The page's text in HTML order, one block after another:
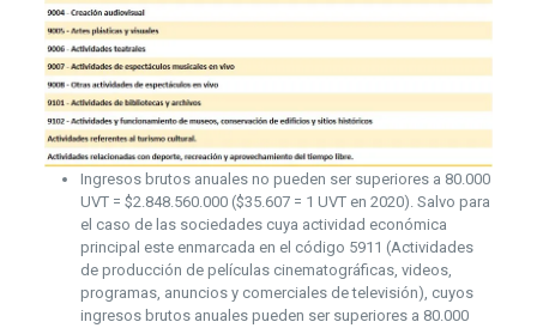
Ingresos brutos anuales no pueden ser superiores a 80.000
UVT = $2.848.560.000 ($35.607 = 1 UVT en 2020). Salvo para
el caso de las sociedades cuya actividad económica
principal este enmarcada en el código 5911 (Actividades
de producción de películas cinematográficas, videos,
programas, anuncios y comerciales de televisión), cuyos
ingresos brutos anuales pueden ser superiores a 80.000